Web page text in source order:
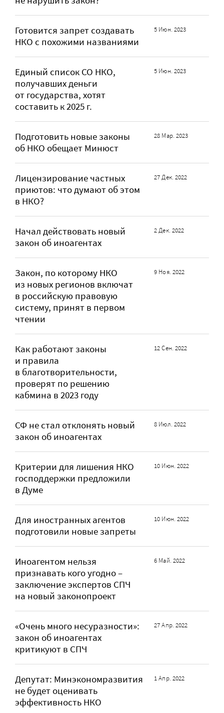
Готовится запрет создавать
НКО с похожими названиями
5 Июн. 2023
Единый список СО НКО,
получавших деньги
от государства, хотят
составить к 2025 г.
5 Июн. 2023
Подготовить новые законы
об НКО обещает Минюст
28 Мар. 2023
Лицензирование частных
приютов: что думают об этом
в НКО?
27 Дек. 2022
Начал действовать новый
закон об иноагентах
2 Дек. 2022
Закон, по которому НКО
из новых регионов включат
в российскую правовую
систему, принят в первом
чтении
9 Ноя. 2022
Как работают законы
и правила
в благотворительности,
проверят по решению
кабмина в 2023 году
12 Сен. 2022
СФ не стал отклонять новый
закон об иноагентах
8 Июл. 2022
Критерии для лишения НКО
господдержки предложили
в Думе
10 Июн. 2022
Для иностранных агентов
подготовили новые запреты
10 Июн. 2022
Иноагентом нельзя
признавать кого угодно –
заключение экспертов СПЧ
на новый законопроект
6 Май. 2022
«Очень много несуразности»:
закон об иноагентах
критикуют в СПЧ
27 Апр. 2022
Депутат: Минэкономразвития
не будет оценивать
эффективность НКО
1 Апр. 2022